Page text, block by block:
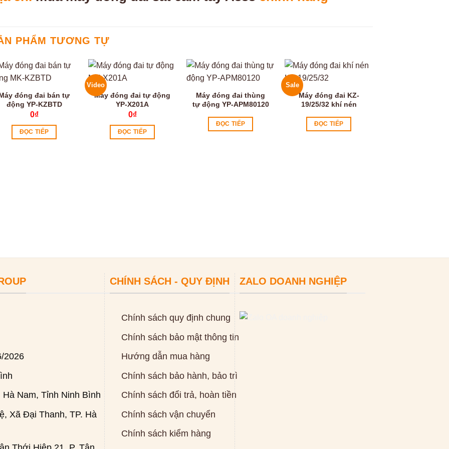
PHẨM TƯƠNG TỰ
đóng đai bán tự
động YP-KZBTD
0₫
ĐỌC TIẾP
Video
Máy đóng đai tự động
YP-X201A
0₫
ĐỌC TIẾP
Máy đóng đai thùng
tự động YP-APM80120
ĐỌC TIẾP
Sale
Máy đóng đai KZ-
19/25/32 khí nén
ĐỌC TIẾP
2026
Nam, Tỉnh Ninh Bình
Xã Đại Thanh, TP. Hà
CHÍNH SÁCH - QUY ĐỊNH
Chính sách quy định chung
Chính sách bảo mật thông tin
Hướng dẫn mua hàng
Chính sách bảo hành, bảo trì
Chính sách đổi trả, hoàn tiền
Chính sách vận chuyển
Chính sách kiểm hàng
ZALO DOANH NGHIỆP